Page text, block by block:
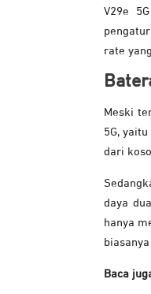
V29e
rate
Meski
5G,
dari
daya
hanya
Baca